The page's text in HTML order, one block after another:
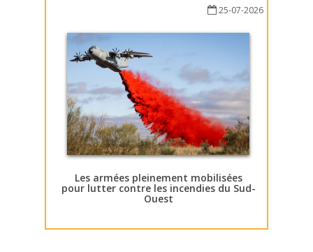
25-07-2026
Les armées pleinement mobilisées
pour lutter contre les incendies du Sud-
Ouest